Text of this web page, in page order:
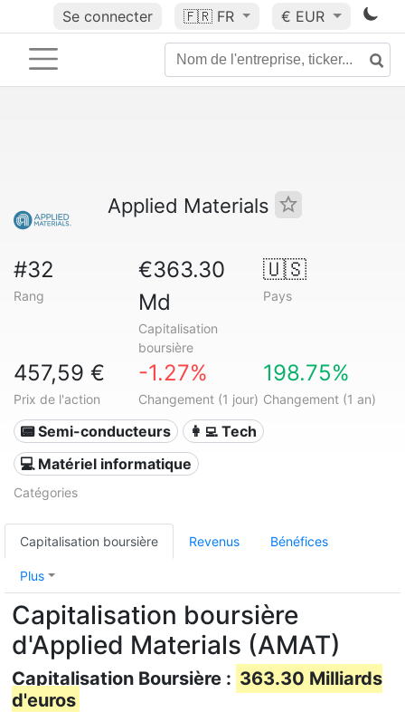
Se connecter 🇫🇷 FR € EUR
Applied Materials
#32
Rang
€363.30
Md
Capitalisation
boursière
🇺🇸
Pays
457,59 €
Prix de l'action
-1.27%
Changement (1 jour)
198.75%
Changement (1 an)
📟 Semi-conducteurs
👩‍💻 Tech
💻 Matériel informatique
Catégories
Capitalisation boursière Revenus Bénéfices
Plus
Capitalisation boursière
d'Applied Materials (AMAT)
Capitalisation Boursière : 363.30 Milliards
d'euros